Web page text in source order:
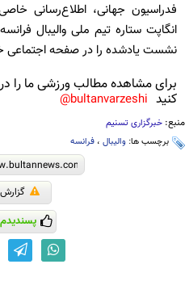
فدراسیون جهانی، اطلاع‌رسانی
نشست یادشده را در صفحه اجتماعی
برای مشاهده مطالب ورزشی ما را
کنید bultanvarzeshi@
منبع: خبرگزاری تسنیم
برچسب ها: والیبال ، فرانسه
پسندیدم